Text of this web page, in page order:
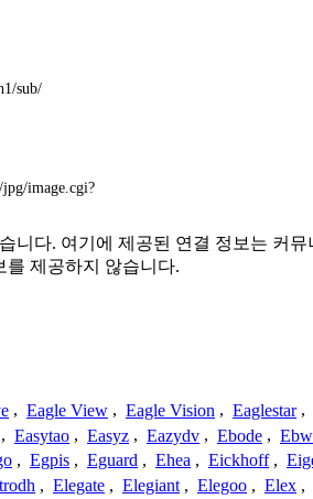
sub/
image.cgi?
니다. 여기에 제공된 연결 정보는
제공하지 않습니다.
, Eagle View , Eagle Vision , Eaglestar ,
, Easytao , Easyz , Eazydv , Ebode , Ebw
, Egpis , Eguard , Ehea , Eickhoff ,
, Elegate , Elegiant , Elegoo , Elex ,